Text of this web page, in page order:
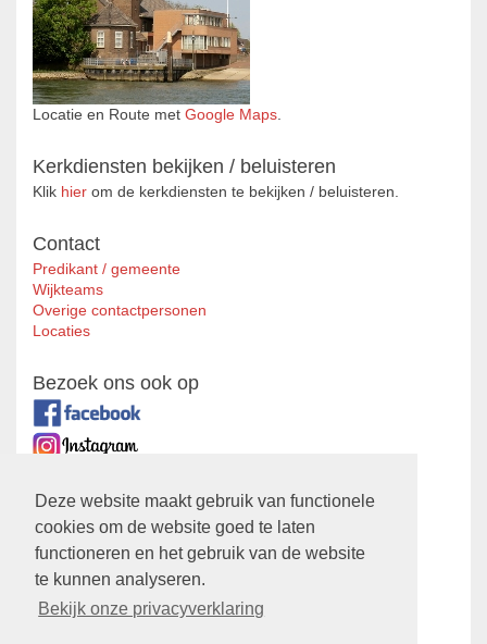
Deze website maakt gebruik van functionele
cookies om de website goed te laten
functioneren en het gebruik van de website
te kunnen analyseren.
Bekijk onze privacyverklaring
Locatie en Route met Google Maps.
Kerkdiensten bekijken / beluisteren
Klik hier om de kerkdiensten te bekijken / beluisteren.
Contact
Predikant / gemeente
Wijkteams
Overige contactpersonen
Locaties
Bezoek ons ook op
Zustergemeente
Ontmoetingskerk
Privacyverklaring
Bekijk hier onzePrivacyverklaring